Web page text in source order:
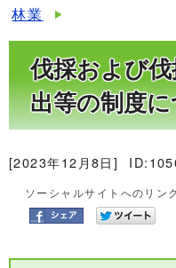
林業
伐採および
出等の制度
[2023年12月8日]
ソーシャルサイトへのリン